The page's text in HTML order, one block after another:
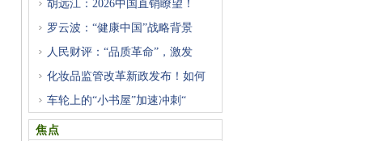
胡远江：2026中国直销瞭望！
罗云波：“健康中国”战略背景
人民财评：“品质革命”，激发
化妆品监管改革新政发布！如何
车轮上的“小书屋”加速冲刺“
焦点